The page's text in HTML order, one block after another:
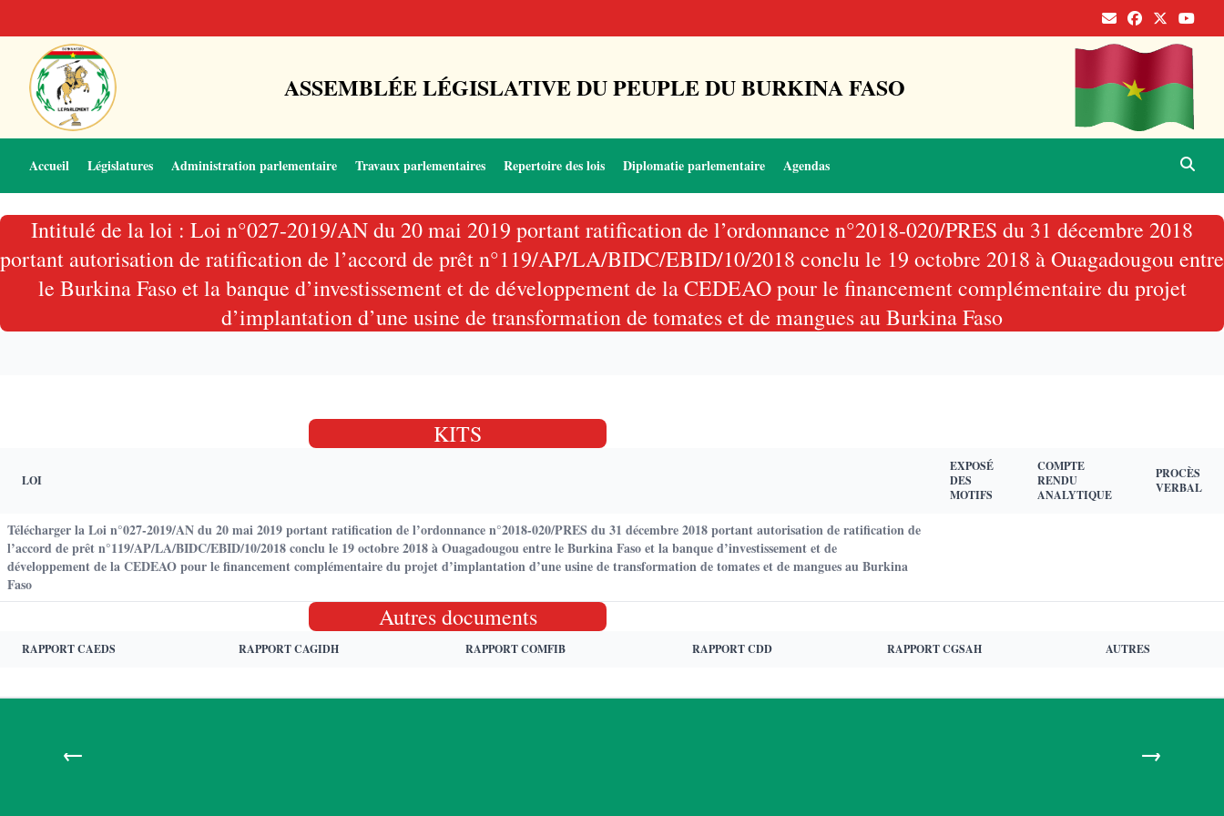
ASSEMBLÉE LÉGISLATIVE DU PEUPLE DU BURKINA FASO
Accueil Législatures Administration parlementaire Travaux parlementaires Repertoire des lois Diplomatie parlementaire Agendas
Intitulé de la loi : Loi n°027-2019/AN du 20 mai 2019 portant ratification de l’ordonnance n°2018-020/PRES du 31 décembre 2018
portant autorisation de ratification de l’accord de prêt n°119/AP/LA/BIDC/EBID/10/2018 conclu le 19 octobre 2018 à Ouagadougou entre
le Burkina Faso et la banque d’investissement et de développement de la CEDEAO pour le financement complémentaire du projet
d’implantation d’une usine de transformation de tomates et de mangues au Burkina Faso
KITS
LOI
EXPOSÉ
DES
MOTIFS
COMPTE
RENDU
ANALYTIQUE
PROCÈS
VERBAL
Télécharger la Loi n°027-2019/AN du 20 mai 2019 portant ratification de l’ordonnance n°2018-020/PRES du 31 décembre 2018 portant autorisation de ratification de
l’accord de prêt n°119/AP/LA/BIDC/EBID/10/2018 conclu le 19 octobre 2018 à Ouagadougou entre le Burkina Faso et la banque d’investissement et de
développement de la CEDEAO pour le financement complémentaire du projet d’implantation d’une usine de transformation de tomates et de mangues au Burkina
Faso
Autres documents
RAPPORT CAEDS RAPPORT CAGIDH RAPPORT COMFIB RAPPORT CDD RAPPORT CGSAH AUTRES
← →